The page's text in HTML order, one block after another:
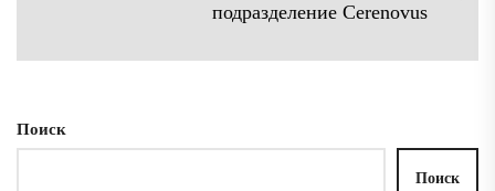
подразделение Cerenovus
Поиск
Поиск